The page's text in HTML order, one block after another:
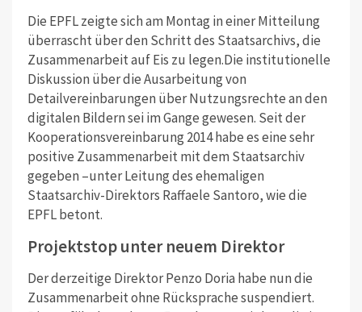
Die EPFL zeigte sich am Montag in einer Mitteilung
überrascht über den Schritt des Staatsarchivs, die
Zusammenarbeit auf Eis zu legen.Die institutionelle
Diskussion über die Ausarbeitung von
Detailvereinbarungen über Nutzungsrechte an den
digitalen Bildern sei im Gange gewesen. Seit der
Kooperationsvereinbarung 2014 habe es eine sehr
positive Zusammenarbeit mit dem Staatsarchiv
gegeben –unter Leitung des ehemaligen
Staatsarchiv-Direktors Raffaele Santoro, wie die
EPFL betont.
Projektstop unter neuem Direktor
Der derzeitige Direktor Penzo Doria habe nun die
Zusammenarbeit ohne Rücksprache suspendiert.